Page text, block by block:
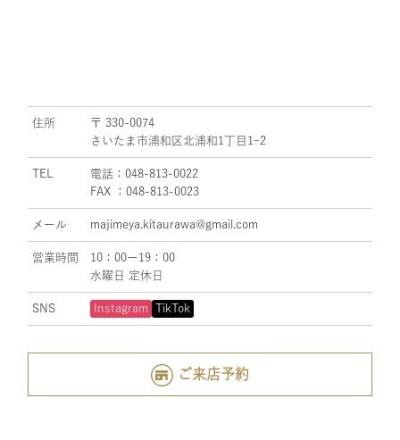
住所
〒 330-0074
さいたま市浦和区北浦和1丁目1ｰ2
TEL
電話：048-813-0022
FAX ：048-813-0023
メール majimeya.kitaurawa@gmail.com
営業時間
10：00ー19：00
水曜日 定休日
SNS Instagram TikTok
ご来店予約